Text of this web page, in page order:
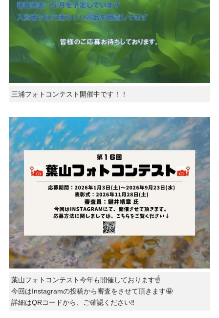
三浦フォトコンテスト開催中です！！
葉山フォトコンテスト今年も開催しております☝️
今回はInstagramの投稿から審査をさせて頂きます🤩
詳細はQRコードから、ご確認ください‼️